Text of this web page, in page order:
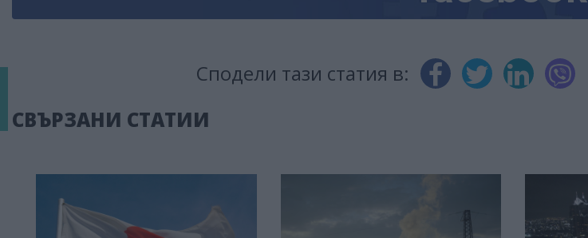
Сподели тази статия в:
СВЪРЗАНИ СТАТИИ